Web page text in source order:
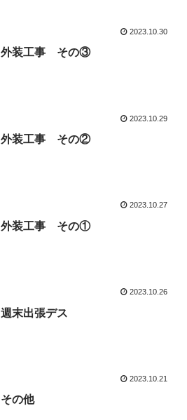
2023.10.30
外装工事 その③
2023.10.29
外装工事 その②
2023.10.27
外装工事 その①
2023.10.26
週末出張デス
2023.10.21
その他